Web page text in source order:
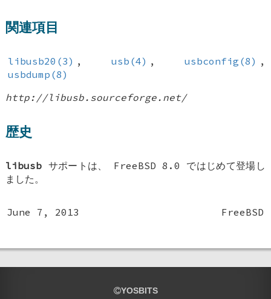
関連項目
libusb20(3) , usb(4) , usbconfig(8) ,
usbdump(8)
http://libusb.sourceforge.net/
歴史
libusb サポートは、 FreeBSD 8.0
ではじめて登場し
ました。
June 7, 2013 FreeBSD
YOSBITS